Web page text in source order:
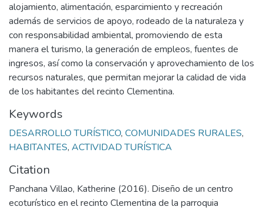
alojamiento, alimentación, esparcimiento y recreación
además de servicios de apoyo, rodeado de la naturaleza y
con responsabilidad ambiental, promoviendo de esta
manera el turismo, la generación de empleos, fuentes de
ingresos, así como la conservación y aprovechamiento de los
recursos naturales, que permitan mejorar la calidad de vida
de los habitantes del recinto Clementina.
Keywords
DESARROLLO TURÍSTICO, COMUNIDADES RURALES,
HABITANTES, ACTIVIDAD TURÍSTICA
Citation
Panchana Villao, Katherine (2016). Diseño de un centro
ecoturístico en el recinto Clementina de la parroquia